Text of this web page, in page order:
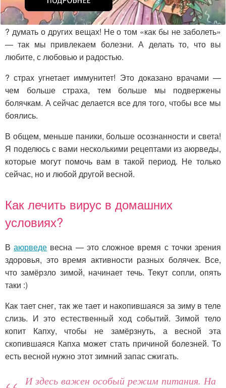
? думать о других вещах! Не о том «как бы не заболеть»
— так мы привлекаем болезни. А делать то, что вы
любите, с любовью и радостью.
? страх угнетает иммунитет! Это доказано врачами —
чем больше страха, тем больше мы подвержены
болячкам. А сейчас делается все для того, чтобы все мы
боялись.
В общем, меньше паники, больше осознанности и света!
Я поделюсь с вами несколькими рецептами из аюрведы,
которые могут помочь вам в такой период. Не только
сейчас, но и любой другой весной.
Как лечить вирус в домашних
условиях?
Ваюрведе весна — это сложное время с точки зрения
здоровья, это время активности разных болячек. Все,
что замёрзло зимой, начинает течь. Текут сопли, опять
таки :)
Как тает снег, так же тает и накопившаяся за зиму в теле
слизь. И это естественный ход событий. Зимой тело
копит Капху, чтобы не замёрзнуть, а весной эта
скопившаяся Капха может стать причиной болезней. То
есть весной нужно этот зимний запас сжигать.
И здесь важен особый режим питания. На